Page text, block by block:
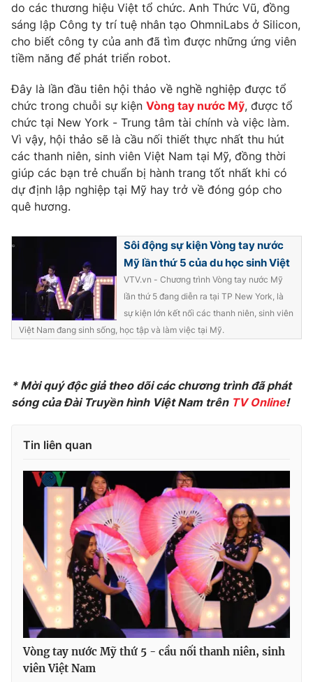
Chuyên mục khác
Emagazine Podcast
Video Shorts video
VTV Money VTV Thể thao
VTV Sức khoẻ Bất động sản
Thị trường 24h Tấm lòng Việt
VTV4 Vươn mình bằng AI
VTV9
Theo dõi báo trên
Cơ quan chủ quản:Đài Truyền hình Việt Nam
Cơ quan báo chí:Thời báo VTV
Giấy phép hoạt động báo in và báo điện tử số 483/GP-BTTTT
cấp ngày 29/12/2023
Tổng Biên tập:Vũ Thanh Thủy
Phó Tổng Biên tập:Nguyễn Thị Mỹ Hạnh, Phạm Quốc Thắng,
Nguyễn Trọng Ninh
Tổng đài VTV:024.38 355 931 - 024.38 355 932
do các thương hiệu Việt tổ chức. Anh Thức Vũ, đồng
sáng lập Công ty trí tuệ nhân tạo OhmniLabs ở Silicon,
cho biết công ty của anh đã tìm được những ứng viên
tiềm năng để phát triển robot.
Đây là lần đầu tiên hội thảo về nghề nghiệp được tổ
chức trong chuỗi sự kiện Vòng tay nước Mỹ, được tổ
chức tại New York - Trung tâm tài chính và việc làm.
Vì vậy, hội thảo sẽ là cầu nối thiết thực nhất thu hút
các thanh niên, sinh viên Việt Nam tại Mỹ, đồng thời
giúp các bạn trẻ chuẩn bị hành trang tốt nhất khi có
dự định lập nghiệp tại Mỹ hay trở về đóng góp cho
quê hương.
Sôi động sự kiện Vòng tay nước
Mỹ lần thứ 5 của du học sinh Việt
VTV.vn - Chương trình Vòng tay nước Mỹ
lần thứ 5 đang diễn ra tại TP New York, là
sự kiện lớn kết nối các thanh niên, sinh viên
Việt Nam đang sinh sống, học tập và làm việc tại Mỹ.
* Mời quý độc giả theo dõi các chương trình đã phát
sóng của Đài Truyền hình Việt Nam trên TV Online!
Tin liên quan
Vòng tay nước Mỹ thứ 5 - cầu nối thanh niên, sinh
viên Việt Nam